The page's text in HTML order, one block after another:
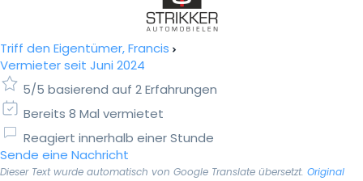
Triff den Eigentümer, Francis
Vermieter seit Juni 2024
5/5 basierend auf 2 Erfahrungen
Bereits 8 Mal vermietet
Reagiert innerhalb einer Stunde
Sende eine Nachricht
Dieser Text wurde automatisch von Google Translate übersetzt. Original